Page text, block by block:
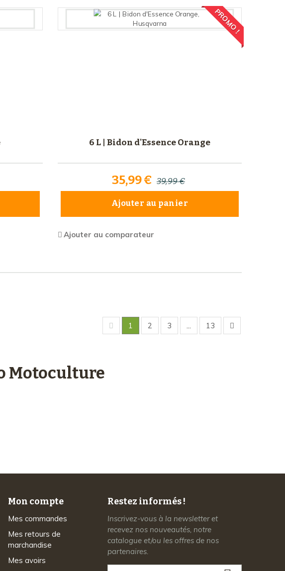
PROMO !
6 L | Bidon d'Essence Orange
35,99 € 39,99 €
Ajouter au panier
Ajouter au comparateur
1 2 3 ... 13
Motoculture
Mon compte
Mes commandes
Mes retours de
marchandise
Mes avoirs
Restez informés !
Inscrivez-vous à la newsletter et
recevez nos nouveautés, notre
catalogue et/ou les offres de nos
partenaires.